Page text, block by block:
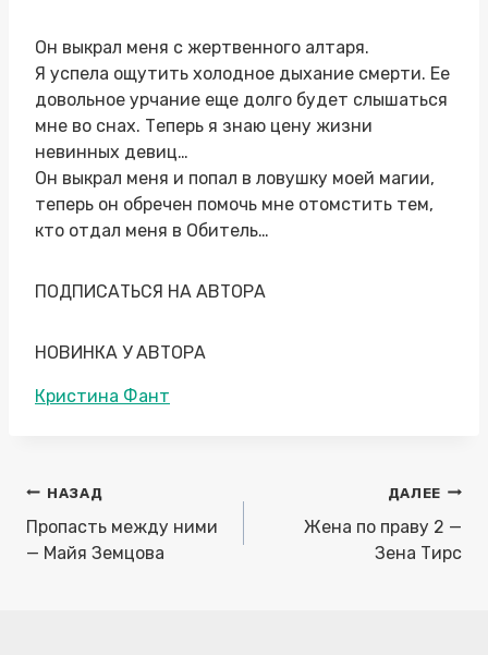
Он выкрал меня с жертвенного алтаря.
Я успела ощутить холодное дыхание смерти. Ее
довольное урчание еще долго будет слышаться
мне во снах. Теперь я знаю цену жизни
невинных девиц…
Он выкрал меня и попал в ловушку моей магии,
теперь он обречен помочь мне отомстить тем,
кто отдал меня в Обитель…
ПОДПИСАТЬСЯ НА АВТОРА
НОВИНКА У АВТОРА
Метки
Кристина Фант
Навигация
по
записям
НАЗАД
Пропасть между ними
— Майя Земцова
ДАЛЕЕ
Жена по праву 2 —
Зена Тирс